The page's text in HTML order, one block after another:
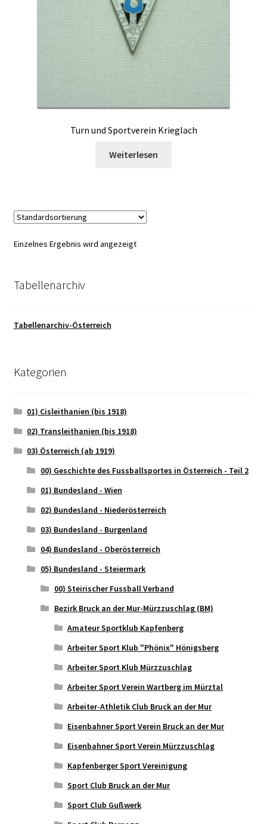
Turn und Sportverein Krieglach
Weiterlesen
Einzelnes Ergebnis wird angezeigt
Tabellenarchiv
Tabellenarchiv-Österreich
Kategorien
01) Cisleithanien (bis 1918)
02) Transleithanien (bis 1918)
03) Österreich (ab 1919)
00) Geschichte des Fussballsportes in Österreich - Teil 2
01) Bundesland - Wien
02) Bundesland - Niederösterreich
03) Bundesland - Burgenland
04) Bundesland - Oberösterreich
05) Bundesland - Steiermark
00) Steirischer Fussball Verband
Bezirk Bruck an der Mur-Mürzzuschlag (BM)
Amateur Sportklub Kapfenberg
Arbeiter Sport Klub "Phönix" Hönigsberg
Arbeiter Sport Klub Mürzzuschlag
Arbeiter Sport Verein Wartberg im Mürztal
Arbeiter-Athletik Club Bruck an der Mur
Eisenbahner Sport Verein Bruck an der Mur
Eisenbahner Sport Verein Mürzzuschlag
Kapfenberger Sport Vereinigung
Sport Club Bruck an der Mur
Sport Club Gußwerk